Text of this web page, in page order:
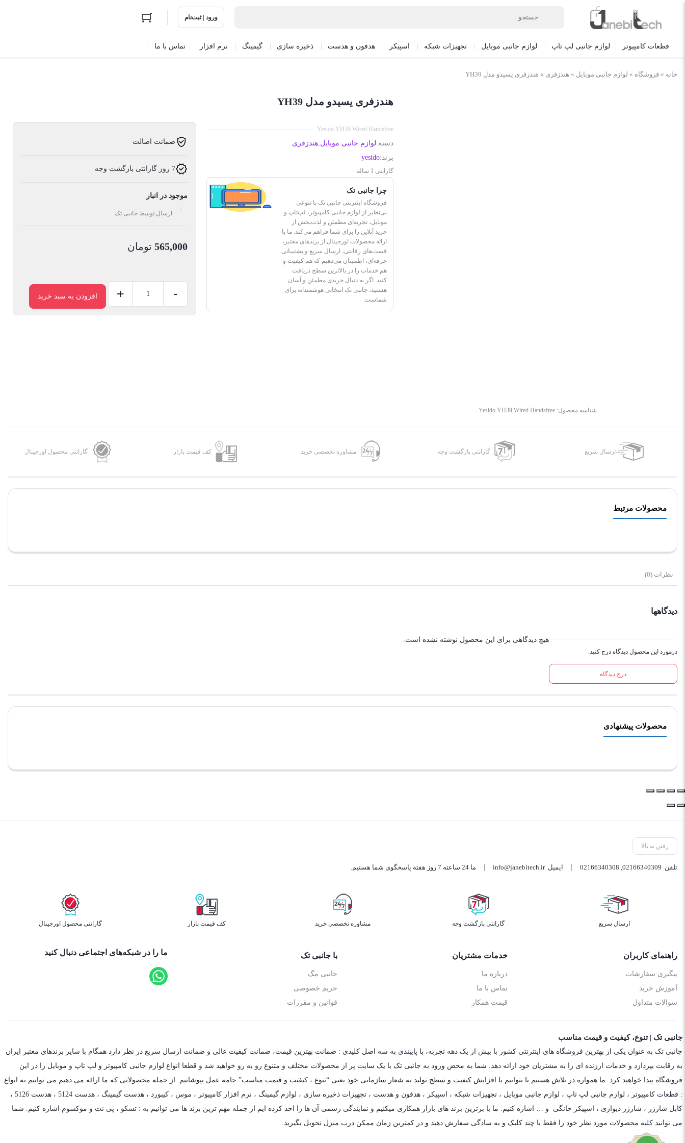
ورود | ثبت‌نام
قطعات کامپیوتر لوازم جانبی لپ تاپ لوازم جانبی موبایل تجهیزات شبکه اسپیکر هدفون و هدست ذخیره سازی گیمینگ نرم افزار تماس با ما
خانه » فروشگاه » لوازم جانبی موبایل » هندزفری » هندزفری یسیدو مدل YH39
شناسه محصول: Yesido YH39 Wired Handsfree
هندزفری یسیدو مدل YH39
Yesido YH39 Wired Handsfree
دسته:لوازم جانبی موبایل ,هندزفری
برند:yesido
گارانتی 1 ساله
چرا جانبی تک
فروشگاه اینترنتی جانبی تک با تنوعی
بی‌نظیر از لوازم جانبی کامپیوتر، لپ‌تاپ و
موبایل، تجربه‌ای مطمئن و لذت‌بخش از
خرید آنلاین را برای شما فراهم می‌کند. ما با
ارائه محصولات اورجینال از برندهای معتبر،
قیمت‌های رقابتی، ارسال سریع و پشتیبانی
حرفه‌ای، اطمینان می‌دهیم که هم کیفیت و
هم خدمات را در بالاترین سطح دریافت
کنید. اگر به دنبال خریدی مطمئن و آسان
هستید، جانبی تک انتخابی هوشمندانه برای
شماست.
ضمانت اصالت
7 روز گارانتی بازگشت وجه
موجود در انبار
ارسال توسط جانبی تک
565,000 تومان
یسیدو
-
+ افزودن به سبد خرید
ارسال سریع گارانتی بازگشت وجه مشاوره تخصصی خرید کف قیمت بازار گارانتی محصول اورجینال
محصولات مرتبط
نظرات (0)
دیدگاهها
درمورد این محصول دیدگاه درج کنید.
درج دیدگاه
هیچ دیدگاهی برای این محصول نوشته نشده است.
محصولات پیشنهادی
رفتن به بالا
تلفن 02166340309
02166340308 ایمیلinfo@janebitech.ir ما 24 ساعته 7 روز هفته پاسخگوی شما هستیم.
ارسال سریع گارانتی بازگشت وجه مشاوره تخصصی خرید کف قیمت بازار گارانتی محصول اورجینال
راهنمای کاربران
پیگیری سفارشات
آموزش خرید
سوالات متداول
خدمات مشتریان
درباره ما
تماس با ما
قیمت همکار
با جانبی تک
جانبی مگ
حریم خصوصی
قوانین و مقررات
ما را در شبکه‌های اجتماعی دنبال کنید
جانبی تک | تنوع، کیفیت و قیمت مناسب
جانبی تک به عنوان یکی از بهترین فروشگاه های اینترنتی کشور با بیش از یک دهه تجربه، با پایبندی به سه اصل کلیدی : ضمانت بهترین قیمت، ضمانت کیفیت عالی و ضمانت ارسال سریع در نظر دارد همگام با سایر برندهای معتبر ایران
به رقابت بپردازد و خدمات ارزنده ای را به مشتریان خود ارائه دهد. شما به محض ورود به جانبی تک با یک سایت پر از محصولات مختلف و متنوع رو به رو خواهید شد و قطعا انواع لوازم جانبی کامپیوتر و لپ تاپ و موبایل را در این
فروشگاه پیدا خواهید کرد. ما همواره در تلاش هستیم تا بتوانیم با افزایش کیفیت و سطح تولید به شعار سازمانی خود یعنی “تنوع ، کیفیت و قیمت مناسب” جامه عمل بپوشانیم. از جمله محصولاتی که ما ارائه می دهیم می توانیم به انواع
: قطعات کامپیوتر ، لوازم جانبی لپ تاپ ، لوازم جانبی موبایل ، تجهیزات شبکه ، اسپیکر ، هدفون و هدست ، تجهیزات ذخیره سازی ، لوازم گیمینگ ، نرم افزار کامپیوتر ، موس ، کیبورد ، هدست گیمینگ ، هدست 5124 ، هدست 5126 ،
کابل شارژر ، شارژر دیواری ، اسپیکر خانگی و … اشاره کنیم. ما با برترین برند های بازار همکاری میکنیم و نمایندگی رسمی آن ها را اخذ کرده ایم از جمله مهم ترین برند ها می توانیم به : تسکو ، پی نت و موکسوم اشاره کنیم. شما
می توانید کلیه محصولات مورد نظر خود را فقط با چند کلیک و به سادگی سفارش دهید و در کمترین زمان ممکن درب منزل تحویل بگیرید.